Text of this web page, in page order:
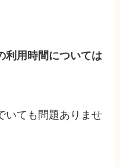
利用時間については
いても問題ありませ